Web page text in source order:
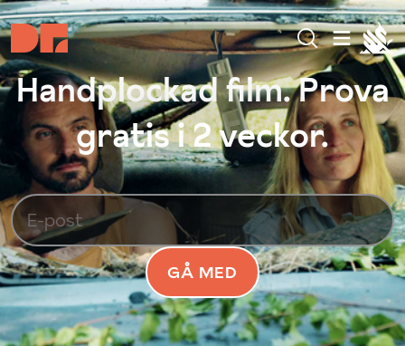
Handplockad film. Prova
gratis i 2 veckor.
GÅ MED